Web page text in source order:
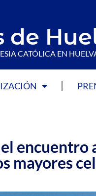
de
CATÓLICA EN
encuentro
mayores